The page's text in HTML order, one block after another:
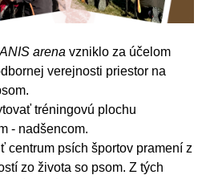
arena vzniklo za účelom
verejnosti priestor na
tréningovú plochu
- nadšencom.
centrum psích športov pramení z
zo života so psom. Z tých